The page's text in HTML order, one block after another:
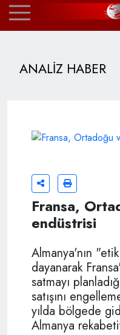
ANALİZ HABER
Fransa,
endüstrisi
Almanya'nın
dayanarak
satmayı
satışını
yılda bölgede
Almanya